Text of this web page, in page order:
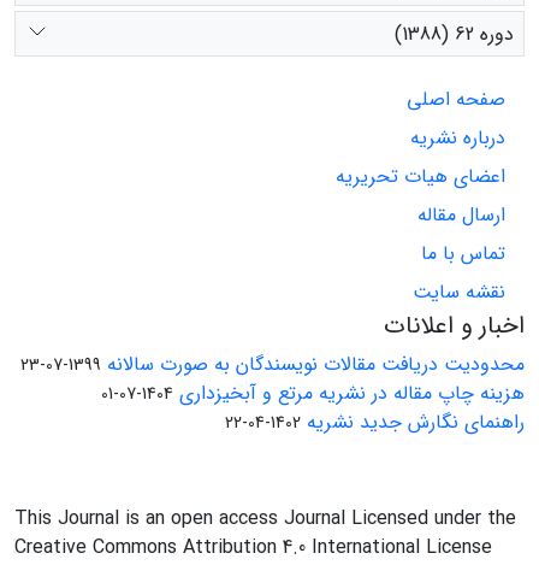
دوره 62 (1388)
صفحه اصلی
درباره نشریه
اعضای هیات تحریریه
ارسال مقاله
تماس با ما
نقشه سایت
اخبار و اعلانات
محدودیت دریافت مقالات نویسندگان به صورت سالانه 1399-07-23
هزینه چاپ مقاله در نشریه مرتع و آبخیزداری 1404-07-01
راهنمای نگارش جدید نشریه 1402-04-22
This Journal is an open access Journal Licensed under the
Creative Commons Attribution 4.0 International License